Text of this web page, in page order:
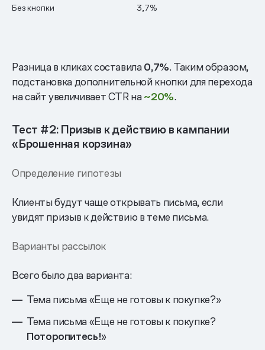
Без кнопки 3,7%
Разница в кликах составила0,7%. Таким образом,
подстановка дополнительной кнопки для перехода
на сайт увеличивает CTR на~20%.
Тест #2: Призыв к действию в кампании
«Брошенная корзина»
Определение гипотезы
Клиенты будут чаще открывать письма, если
увидят призыв к действию в теме письма.
Варианты рассылок
Всего было два варианта:
Тема письма «Еще не готовы к покупке?»
Тема письма «Еще не готовы к покупке?
Поторопитесь!»